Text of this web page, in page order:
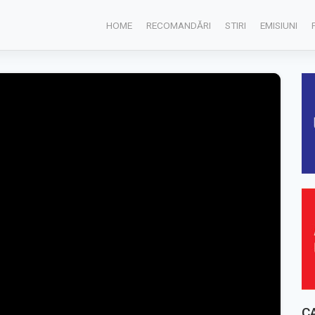
HOME RECOMANDĂRI STIRI EMISIUNI